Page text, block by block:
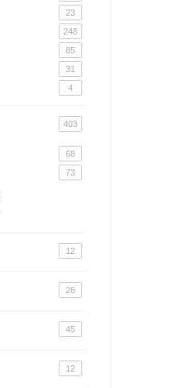
23
248
85
31
4
403
68
73
12
26
45
12